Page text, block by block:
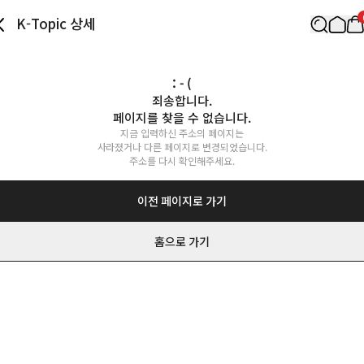
K-Topic 상세
: - (
죄송합니다.
페이지를 찾을 수 없습니다.
지금 입력하신 주소의 페이지는
사라졌거나 다른 페이지로 변경되었습니다.
주소를 다시 확인해주세요.
이전 페이지로 가기
홈으로 가기